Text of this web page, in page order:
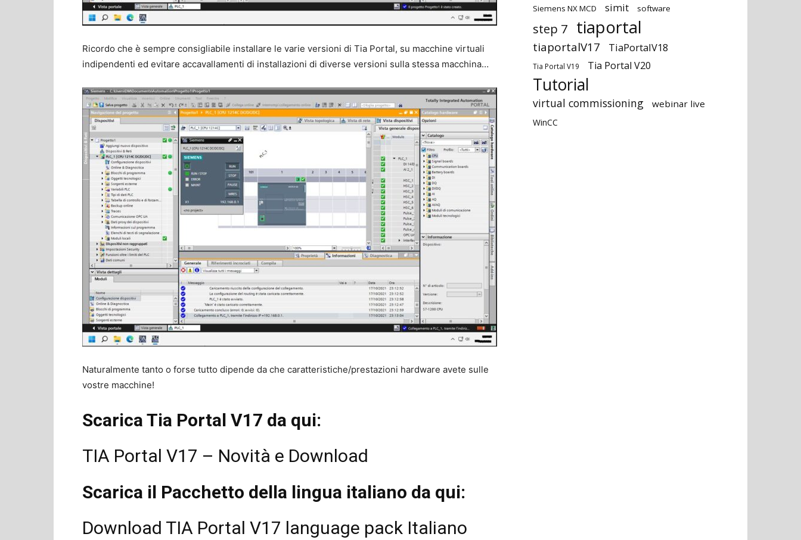
Ricordo che è sempre consigliabile installare le varie versioni di Tia Portal, su macchine virtuali
indipendenti ed evitare accavallamenti di installazioni di diverse versioni sulla stessa macchina…
Naturalmente tanto o forse tutto dipende da che caratteristiche/prestazioni hardware avete sulle
vostre macchine!
Scarica Tia Portal V17 da qui:
TIA Portal V17 – Novità e Download
Scarica il Pacchetto della lingua italiano da qui:
Download TIA Portal V17 language pack Italiano
Siemens NX MCD simit software
step 7 tiaportal
tiaportalV17 TiaPortalV18
Tia Portal V19 Tia Portal V20
Tutorial
virtual commissioning webinar live
WinCC